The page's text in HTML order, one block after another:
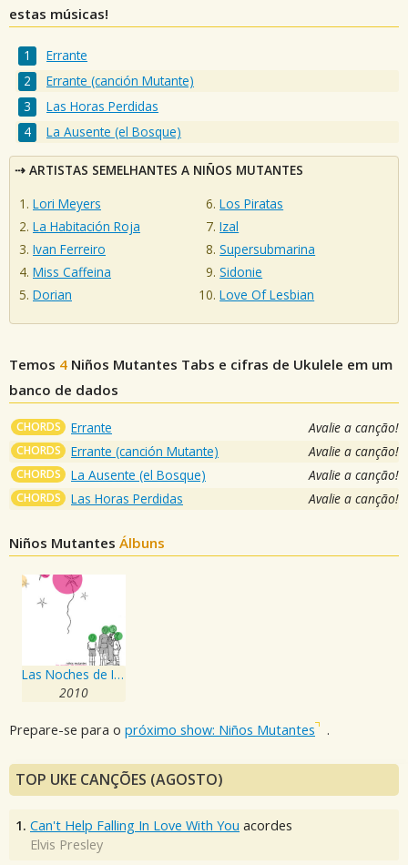
estas músicas!
Errante
Errante (canción Mutante)
Las Horas Perdidas
La Ausente (el Bosque)
ARTISTAS SEMELHANTES A NIÑOS MUTANTES
Lori Meyers
La Habitación Roja
Ivan Ferreiro
Miss Caffeina
Dorian
Los Piratas
Izal
Supersubmarina
Sidonie
Love Of Lesbian
Temos 4 Niños Mutantes Tabs e cifras de Ukulele em um
banco de dados
CHORDS Errante Avalie a canção!
CHORDS Errante (canción Mutante) Avalie a canção!
CHORDS La Ausente (el Bosque) Avalie a canção!
CHORDS Las Horas Perdidas Avalie a canção!
Niños Mutantes Álbuns
Las Noches de Insomnio
2010
Prepare-se para o próximo show: Niños Mutantes .
TOP UKE CANÇÕES (AGOSTO)
1. Can't Help Falling In Love With You acordes
Elvis Presley